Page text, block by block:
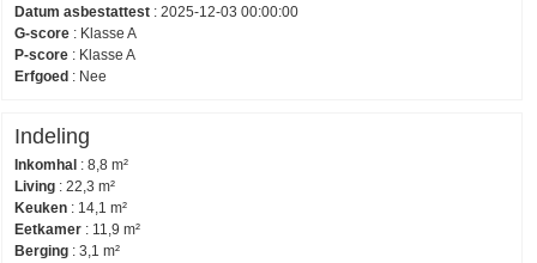
Datum asbestattest : 2025-12-03 00:00:00
G-score : Klasse A
P-score : Klasse A
Erfgoed : Nee
Indeling
Inkomhal : 8,8 m²
Living : 22,3 m²
Keuken : 14,1 m²
Eetkamer : 11,9 m²
Berging : 3,1 m²